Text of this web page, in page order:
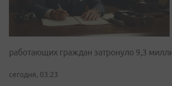
работающих граждан затронуло 9,3
сегодня, 03:23